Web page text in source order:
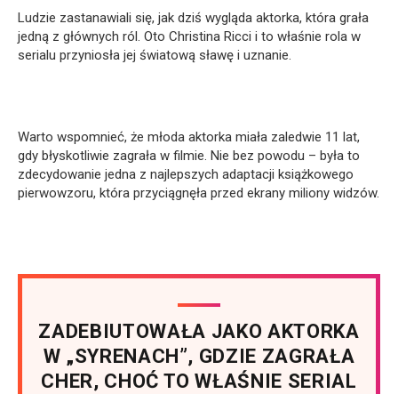
Ludzie zastanawiali się, jak dziś wygląda aktorka, która grała
jedną z głównych ról. Oto Christina Ricci i to właśnie rola w
serialu przyniosła jej światową sławę i uznanie.
Warto wspomnieć, że młoda aktorka miała zaledwie 11 lat,
gdy błyskotliwie zagrała w filmie. Nie bez powodu – była to
zdecydowanie jedna z najlepszych adaptacji książkowego
pierwowzoru, która przyciągnęła przed ekrany miliony widzów.
ZADEBIUTOWAŁA JAKO AKTORKA
W „SYRENACH”, GDZIE ZAGRAŁA
CHER, CHOĆ TO WŁAŚNIE SERIAL